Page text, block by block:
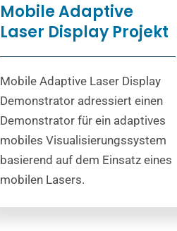
Mobile Adaptive
Laser Display Projekt
Mobile Adaptive Laser Display
Demonstrator adressiert einen
Demonstrator für ein adaptives
mobiles Visualisierungssystem
basierend auf dem Einsatz eines
mobilen Lasers.